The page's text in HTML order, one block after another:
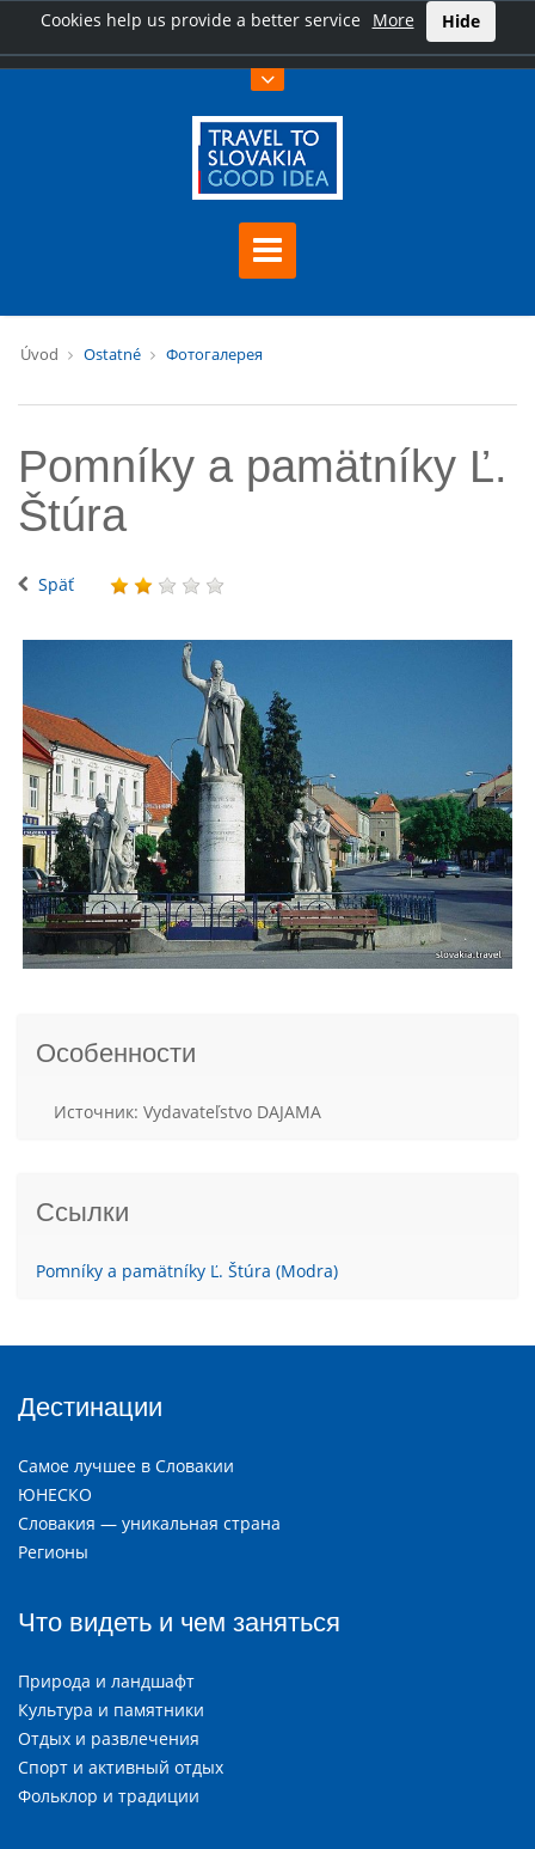
Cookies help us provide a better service More Hide
Úvod Ostatné Фотогалерея
Pomníky a pamätníky Ľ.
Štúra
Späť
Особенности
Источник: Vydavateľstvo DAJAMA
Ссылки
Pomníky a pamätníky Ľ. Štúra (Modra)
Дестинации
Самое лучшее в Словакии
ЮНЕСКО
Словакия — уникальная страна
Регионы
Что видеть и чем заняться
Природа и ландшафт
Культура и памятники
Отдых и развлечения
Спорт и активный отдых
Фольклор и традиции